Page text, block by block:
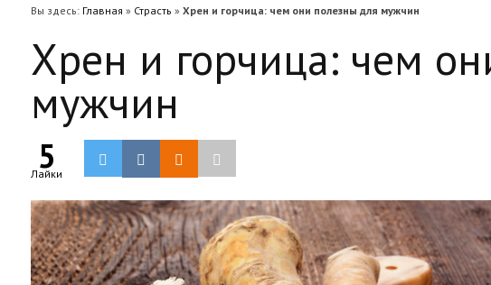
Вы здесь: Главная » Страсть » Хрен и горчица: чем они полезны для мужчин
Хрен и горчица: чем
мужчин
5
Лайки